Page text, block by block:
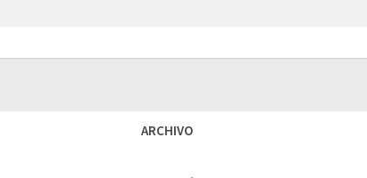
ARCHIVO